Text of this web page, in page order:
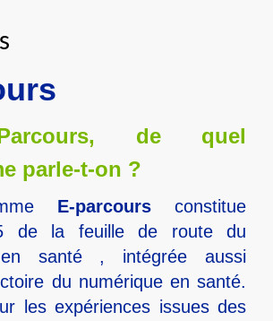
de quel
parle-t-on ?
E-parcours constitue
de la feuille de route du
santé, intégrée aussi
du numérique en santé.
les expériences issues des